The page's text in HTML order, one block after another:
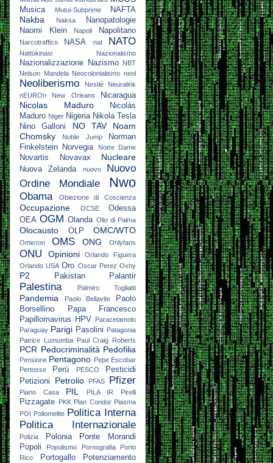
Musica Mutui-Subprime NAFTA
Nakba Naksa
Nanopatologie
Naomi Klein
Napoli Napolitano
Narcotraffico NASA nat NATO
Nattokinasi Nazionalismo
Nazionalizzazione Nazismo
NBT
Nelson Mandela Neocolonialismo neol
Neoliberismo Nestlé
Neuralink
nEUROn
New Orleans Nicaragua
Nicolas Maduro
Nicolás
Maduro Niger Nigeria Nikola Tesla
Nino Galloni
NO TAV
Noam
Chomsky
Noble Jump
Norman
Finkelstein
Norvegia Notre Dame
Novartis Novavax Nucleare
Nuova Zelanda nuovo
Nuovo
Ordine Mondiale
Nwo
Obama Obiezione di Coscienza
Occupazione OCSE
Odessa
OEA OGM Olanda Olio di Palma
Olocausto OLP OMC/WTO
Omicron OMS ONG Onlyfans
ONU Opinioni
Orlando Figuera
Orlando USA Oro Oscar Perez Oxhy
P2 Pakistan Palantir
Palestina Palmiro Togliatti
Pandemia Paolo Bellavite
Paolo
Borsellino
Papa Francesco
Papillomavirus HPV
Paracetamolo
Paraguay Parigi Pasolini Patagonia
Patrice Lumumba
Paul Craig Roberts
PCR Pedocriminalità Pedofilia
Pensione Pentagono Pepe Escobar
Pertosse
Perù PESCO
Pesticidi
Petizioni
Petrolio PFAS Pfizer
Piano Casa PIL PILA IR Pirelli
Pizzagate PKK Plan Condor Plasma
POI Poliomelite Politica Interna
Politica Internazionale
Polizia Polonia
Ponte Morandi
Popoli
Populismo Pornografia
Porto
Rico
Portogallo
Potenziamento